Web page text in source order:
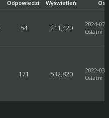
Odpowiedzi: Wyświetleń:
54 211,420
2024-07-
Ostatni
171 532,820
2022-03-
Ostatni